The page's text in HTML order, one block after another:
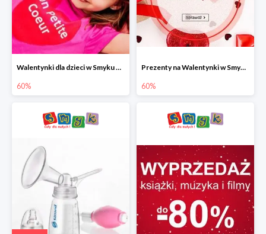
Walentynki dla dzieci w Smyku do -60%
60%
Prezenty na Walentynki w Smyku do -60%
60%